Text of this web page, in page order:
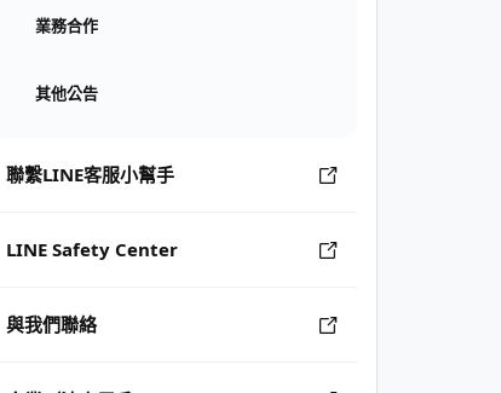
業務合作
其他公告
聯繫LINE客服小幫手
LINE Safety Center
與我們聯絡